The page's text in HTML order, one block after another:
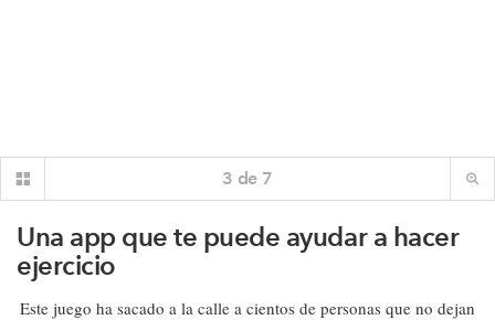
3 de 7
Una app que te puede ayudar a hacer
ejercicio
Este juego ha sacado a la calle a cientos de personas que no dejan